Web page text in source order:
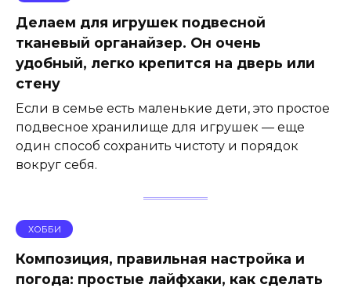
Делаем для игрушек подвесной
тканевый органайзер. Он очень
удобный, легко крепится на дверь или
стену
Если в семье есть маленькие дети, это простое
подвесное хранилище для игрушек — еще
один способ сохранить чистоту и порядок
вокруг себя.
ХОББИ
Композиция, правильная настройка и
погода: простые лайфхаки, как сделать